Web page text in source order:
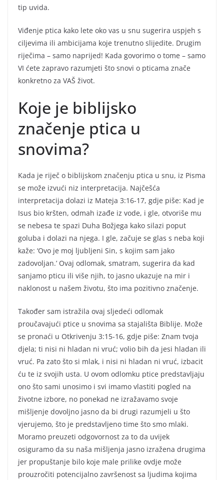
tip uvida.
Viđenje ptica kako lete oko vas u snu sugerira uspjeh s
ciljevima ili ambicijama koje trenutno slijedite. Drugim
riječima – samo naprijed! Kada govorimo o tome – samo
VI ćete zapravo razumjeti što snovi o pticama znače
konkretno za VAŠ život.
Koje je biblijsko
značenje ptica u
snovima?
Kada je riječ o biblijskom značenju ptica u snu, iz Pisma
se može izvući niz interpretacija. Najčešća
interpretacija dolazi iz Mateja 3:16-17, gdje piše: Kad je
Isus bio kršten, odmah izađe iz vode, i gle, otvoriše mu
se nebesa te spazi Duha Božjega kako silazi poput
goluba i dolazi na njega. I gle, začuje se glas s neba koji
kaže: ‘Ovo je moj ljubljeni Sin, s kojim sam jako
zadovoljan.’ Ovaj odlomak, smatram, sugerira da kad
sanjamo pticu ili više njih, to jasno ukazuje na mir i
naklonost u našem životu, što ima pozitivno značenje.
Također sam istražila ovaj sljedeći odlomak
proučavajući ptice u snovima sa stajališta Biblije. Može
se pronaći u Otkrivenju 3:15-16, gdje piše: Znam tvoja
djela; ti nisi ni hladan ni vruć; volio bih da jesi hladan ili
vruć. Pa zato što si mlak, i nisi ni hladan ni vruć, izbacit
ću te iz svojih usta. U ovom odlomku ptice predstavljaju
ono što sami unosimo i svi imamo vlastiti pogled na
životne izbore, no ponekad ne izražavamo svoje
mišljenje dovoljno jasno da bi drugi razumjeli u što
vjerujemo, što je predstavljeno time što smo mlaki.
Moramo preuzeti odgovornost za to da uvijek
osiguramo da su naša mišljenja jasno izražena drugima
jer propuštanje bilo koje male prilike ovdje može
prouzročiti potencijalno završenost sa ljudima kojima